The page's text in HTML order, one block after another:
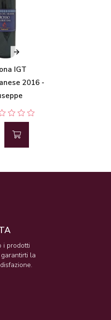
IGT
2016 -
i prodotti
la